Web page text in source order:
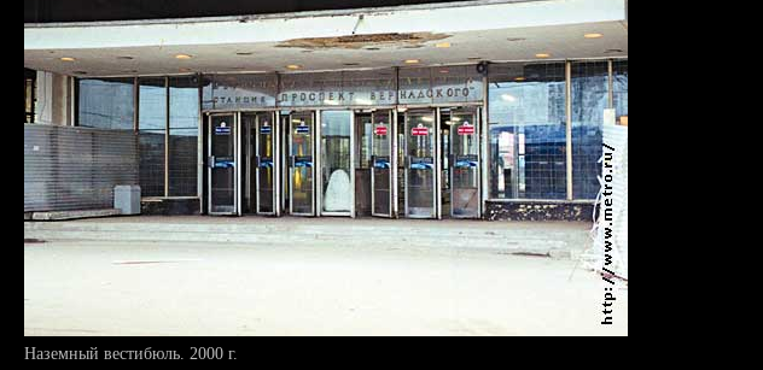
Наземный вестибюль. 2000 г.